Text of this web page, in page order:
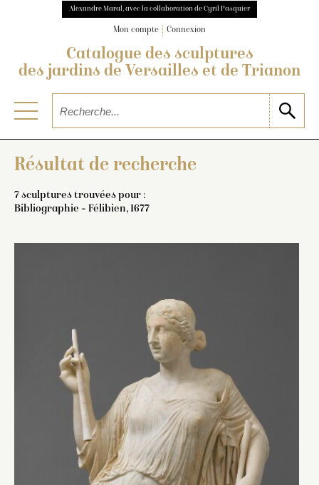
Alexandre Maral, avec la collaboration de Cyril Pasquier
Mon compte Connexion
Catalogue des sculptures
des jardins de Versailles et de Trianon
Résultat de recherche
7 sculptures trouvées pour :
Bibliographie = Félibien, 1677